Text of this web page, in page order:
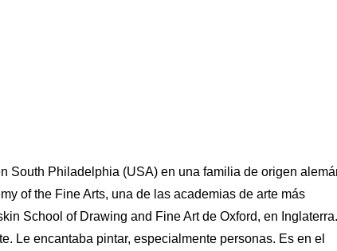
South Philadelphia (USA) en una familia de origen
of the Fine Arts, una de las academias de arte más
School of Drawing and Fine Art de Oxford, en Inglaterra.
Le encantaba pintar, especialmente personas. Es en el